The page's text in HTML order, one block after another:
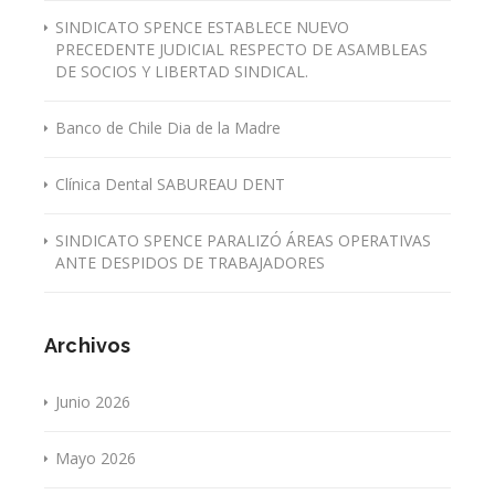
SINDICATO SPENCE ESTABLECE NUEVO
PRECEDENTE JUDICIAL RESPECTO DE ASAMBLEAS
DE SOCIOS Y LIBERTAD SINDICAL.
Banco de Chile Dia de la Madre
Clínica Dental SABUREAU DENT
SINDICATO SPENCE PARALIZÓ ÁREAS OPERATIVAS
ANTE DESPIDOS DE TRABAJADORES
Archivos
Junio 2026
Mayo 2026